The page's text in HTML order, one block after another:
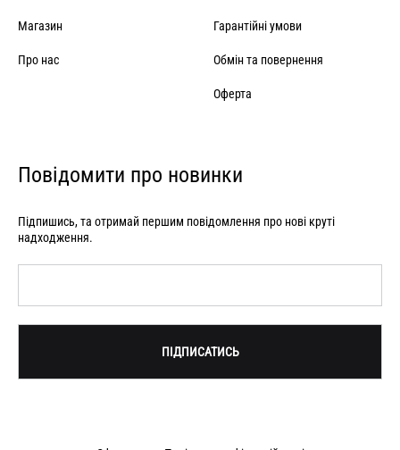
Магазин
Про нас
Гарантійні умови
Обмін та повернення
Оферта
Повідомити про новинки
Підпишись, та отримай першим повідомлення про нові круті
надходження.